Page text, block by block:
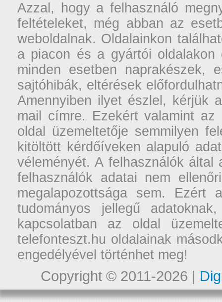
Azzal, hogy a felhasználó
feltételeket, még abban az
weboldalnak. Oldalainkon
a piacon és a gyártói oldalakon
minden esetben naprakészek,
sajtóhibák, eltérések
Amennyiben ilyet észlel, kérjük
mail címre. Ezekért valamint
oldal üzemeltetője semmilyen
kitöltött kérdőíveken alapuló
véleményét. A felhasználók
felhasználók adatai nem
megalapozottsága sem. Ezért
tudományos jellegű
kapcsolatban az oldal
telefonteszt.hu oldalainak
engedélyével történhet meg!
Copyright © 2011-2026 |